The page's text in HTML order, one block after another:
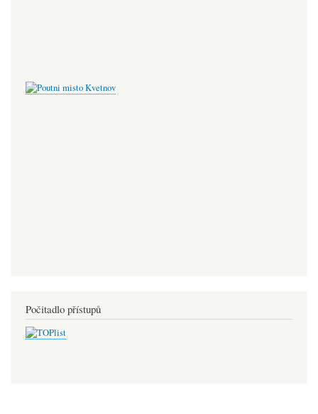
Počitadlo přístupů